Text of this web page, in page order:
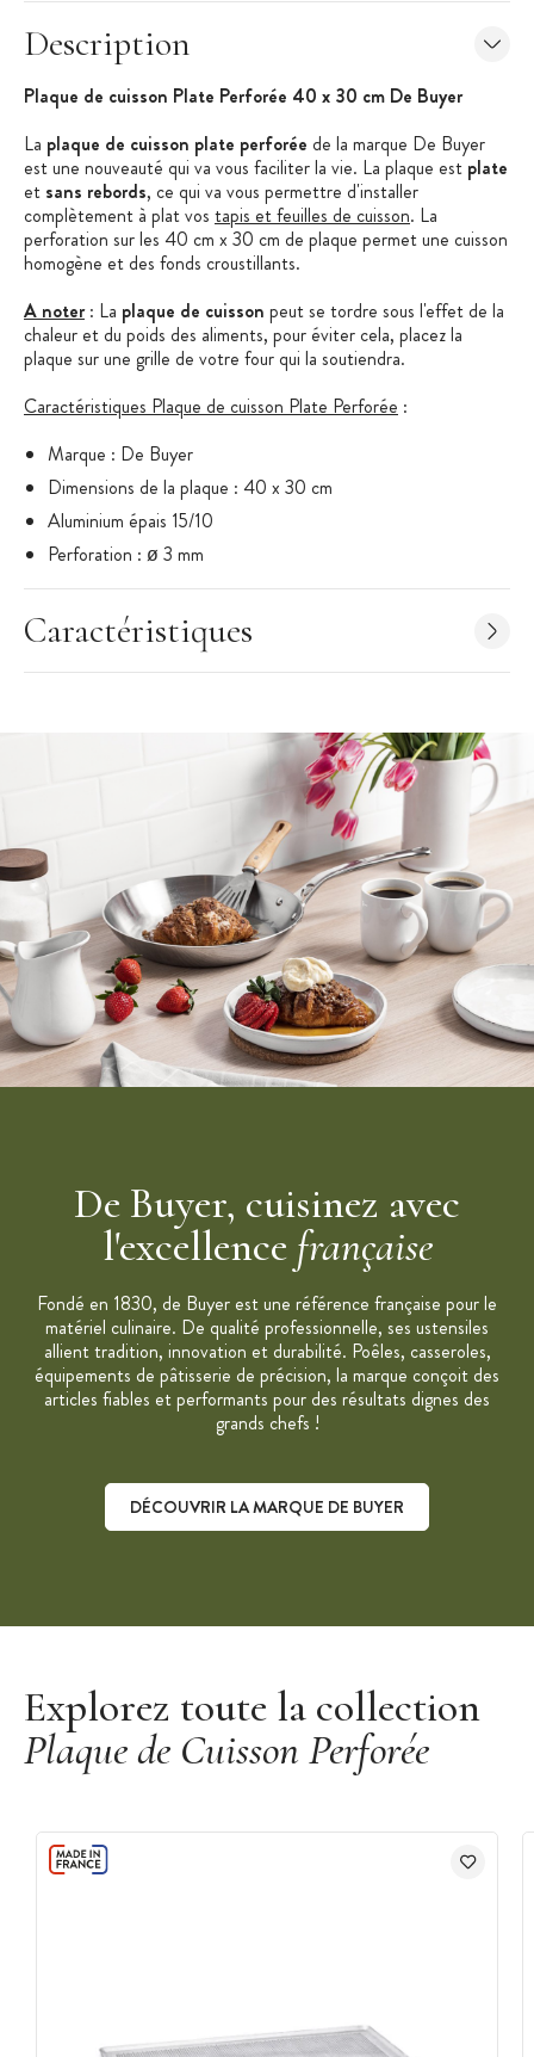
Description
Plaque de cuisson Plate Perforée 40 x 30 cm De Buyer
La plaque de cuisson plate perforée de la marque De Buyer
est une nouveauté qui va vous faciliter la vie. La plaque est plate
et sans rebords, ce qui va vous permettre d'installer
complètement à plat vos tapis et feuilles de cuisson. La
perforation sur les 40 cm x 30 cm de plaque permet une cuisson
homogène et des fonds croustillants.
A noter: La plaque de cuisson peut se tordre sous l'effet de la
chaleur et du poids des aliments, pour éviter cela, placez la
plaque sur une grille de votre four qui la soutiendra.
Caractéristiques Plaque de cuisson Plate Perforée :
Marque : De Buyer
Dimensions de la plaque : 40 x 30 cm
Aluminium épais 15/10
Perforation : ø 3 mm
Produit fabriqué en France
La plaque perforée peut présenter des rayures du fait de sa
matière (aluminium) et de son stockage. Ces rayures n'ont pas
d'incidences sur la qualité de ce produit.
Caractéristiques
De Buyer, cuisinez avec
l'excellence française
Fondé en 1830, de Buyer est une référence française pour le
matériel culinaire. De qualité professionnelle, ses ustensiles
allient tradition, innovation et durabilité. Poêles, casseroles,
équipements de pâtisserie de précision, la marque conçoit des
articles fiables et performants pour des résultats dignes des
grands chefs !
DÉCOUVRIR LA MARQUE DE BUYER
Explorez toute la collection
Plaque de Cuisson Perforée